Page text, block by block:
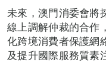
未來，澳門消委會將
線上調解仲裁的合作
化跨境消費者保護網
及提升國際服務質素